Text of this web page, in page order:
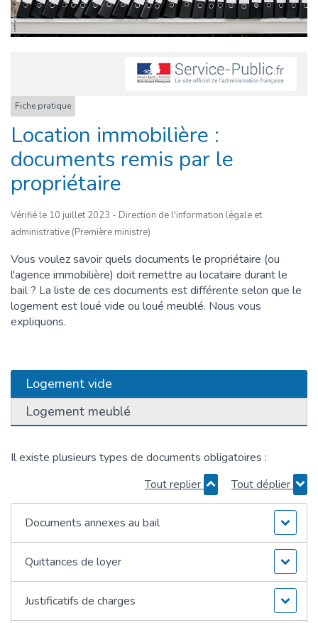
Fiche pratique
Location immobilière :
documents remis par le
propriétaire
Vérifié le 10 juillet 2023 - Direction de l'information légale et
administrative (Première ministre)
Vous voulez savoir quels documents le propriétaire (ou
l'agence immobilière) doit remettre au locataire durant le
bail ? La liste de ces documents est différente selon que le
logement est loué vide ou loué meublé. Nous vous
expliquons.
Logement vide
Logement meublé
Il existe plusieurs types de documents obligatoires :
Tout replier Tout déplier
Documents annexes au bail
Quittances de loyer
Justificatifs de charges